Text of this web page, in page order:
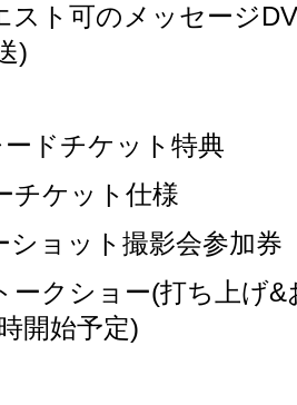
スト可のメッセージ
)
ドチケット特典
チケット仕様
ショット撮影会参加券
ークショー(打ち上げ&
開始予定)